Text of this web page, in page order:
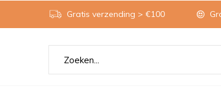
Gratis verzending > €100